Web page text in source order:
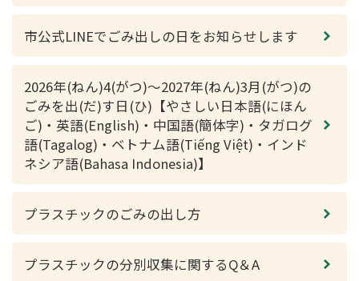
市公式LINEでごみ出しの日をお知らせします
2026年(ねん)4(がつ)～2027年(ねん)3月(がつ)の
ごみを出(だ)す日(ひ)【やさしい日本語(にほん
ご)・英語(English)・中国語(簡体字)・タガログ
語(Tagalog)・ベトナム語(Tiếng Việt)・インド
ネシア語(Bahasa Indonesia)】
プラスチックのごみの出し方
プラスチックの分別収集に関するQ＆A